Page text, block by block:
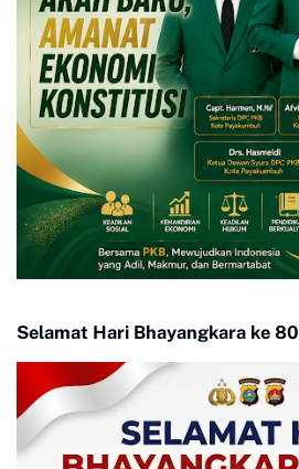
Selamat Hari Bhayangkara ke 80